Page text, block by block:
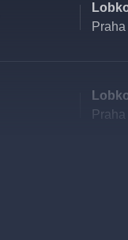
Praha
Praha